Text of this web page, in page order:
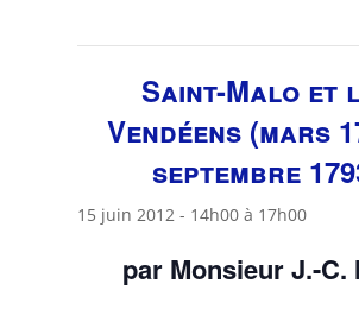
Saint-Malo et
Vendéens (mars
septembre
15 juin 2012 - 14h00à 17h00
par Monsieur J.-C.